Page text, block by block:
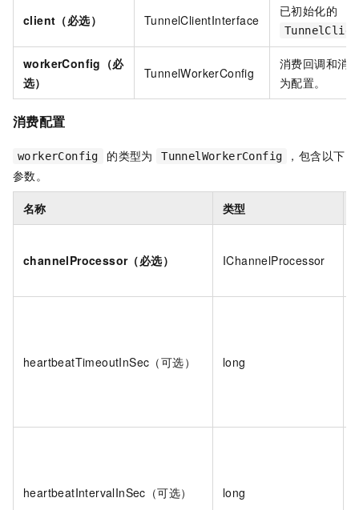
client（必选） TunnelClientInterface
已初始化的
workerConfig（必
选）
TunnelWorkerConfig
消费回调和消
为配置。
消费配置
workerConfig 的类型为 TunnelWorkerConfig
，包含以下
参数。
名称 类型
channelProcessor（必选） IChannelProcessor
heartbeatTimeoutInSec（可选） long
heartbeatIntervalInSec（可选） long